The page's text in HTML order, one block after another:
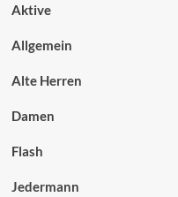
Aktive
Allgemein
Alte Herren
Damen
Flash
Jedermann